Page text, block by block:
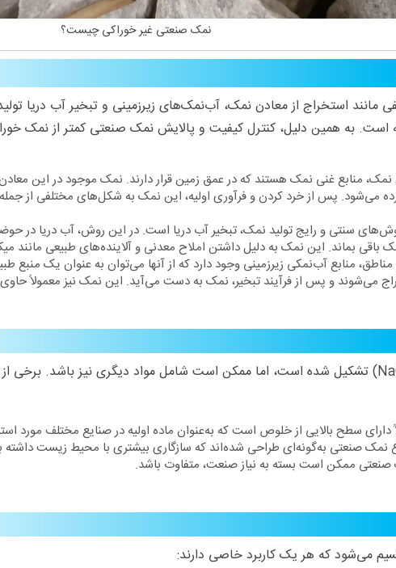
نمک صنعتی غیر خوراکی چیست؟
مانند استخراج از معادن نمک، آب‌نمک‌های زیرزمینی و تبخیر آب دریا
به همین دلیل، کنترل کیفیت و پالایش نمک صنعتی کمتر از نمک
نمک، منابع غنی نمک هستند که در عمق زمین قرار دارند. نمک موجود در این
می‌شود. پس از خرد کردن و فرآوری اولیه، این نمک به شکل‌های مختلفی از
سنتی و رایج تولید نمک، تبخیر آب دریا است. در این روش، آب دریا در
بماند. این نمک به دلیل داشتن املاح معدنی و آلاینده‌های طبیعی مانند
منابع آب‌نمکی زیرزمینی وجود دارد که از آنها می‌توان به عنوان یک منبع
می‌شوند و پس از فرآیند تبخیر، نمک به دست می‌آید. این نمک نیز معمولاً
سطح بالایی از خلوص است که به‌عنوان ماده اولیه در صنایع مختلف مورد
نمک صنعتی به‌گونه‌ای طراحی شده‌اند که سازگاری بیشتری با محیط زیست داشته
ممکن است بسته به نیاز صنعت، متفاوت باشد.
می‌شود که هر یک کاربرد خاصی دارند: